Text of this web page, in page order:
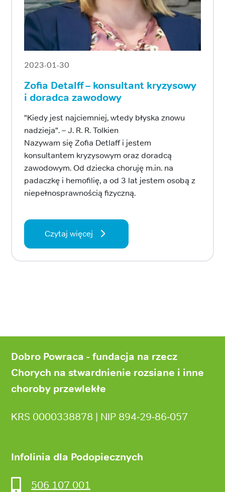
2023-01-30
Zofia Detalff – konsultant kryzysowy
i doradca zawodowy
"Kiedy jest najciemniej, wtedy błyska znowu
nadzieja". – J. R. R. Tolkien
Nazywam się Zofia Detlaff i jestem
konsultantem kryzysowym oraz doradcą
zawodowym. Od dziecka choruję m.in. na
padaczkę i hemofilię, a od 3 lat jestem osobą z
niepełnosprawnością fizyczną.
Czytaj więcej
stronyDobro Powraca - fundacja na rzecz
Chorych na stwardnienie rozsiane i inne
choroby przewlekłe
KRS 0000338878 | NIP 894‑29‑86‑057
Infolinia dla Podopiecznych
506 107 001